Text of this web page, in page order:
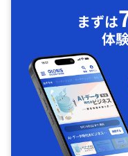
まずは
体